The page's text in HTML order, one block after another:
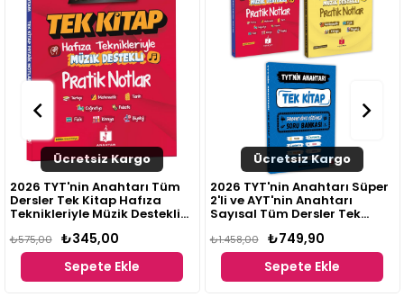
Ücretsiz Kargo
2026 TYT'nin Anahtarı Tüm
Dersler Tek Kitap Hafıza
Teknikleriyle Müzik Destekli
₺345,00
₺575,00
Sepete Ekle
Ücretsiz Kargo
2026 TYT'nin Anahtarı Süper
2'li ve AYT'nin Anahtarı
Sayısal Tüm Dersler Tek
Müzik Destekli Pratik Notlar
₺749,90
₺1.458,00
Sepete Ekle